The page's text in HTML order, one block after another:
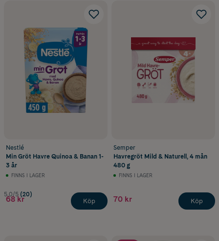
Nestlé
Min Gröt Havre Quinoa & Banan 1-
3 år
FINNS I LAGER
5.0/5 (20)
68 kr Köp
Semper
Havregröt Mild & Naturell, 4 mån
480 g
FINNS I LAGER
70 kr Köp